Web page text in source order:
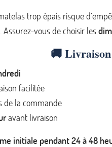
trop épais risque
. Assurez-vous de choisir les
🚚
facilitée
de la commande
avant livraison
initiale pendant 24 à 48